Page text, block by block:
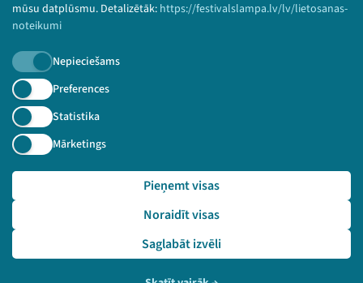
mūsu datplūsmu. Detalizētāk: https://festivalslampa.lv/lv/lietosanas-
noteikumi
Nepieciešams
Preferences
Statistika
Mārketings
Saglabāt izvēli
Noraidīt visas
Pieņemt visas
paturētas.
Piesakies jaunumiem!
Nepalaid garām aktuālāko informāciju!
Pieteikties
🔗 https://festivalslampa.lv/lv/dalibnieki/4210